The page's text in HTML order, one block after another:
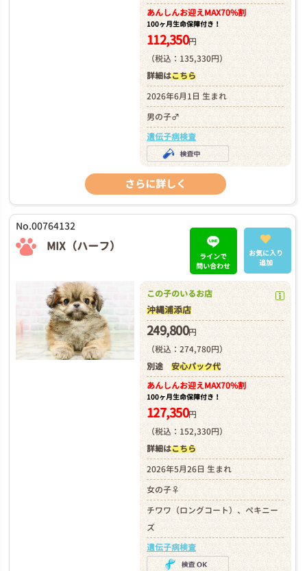
あんしんお迎えMAX70%割
100ヶ月生命保障付き！
112,350円
（税込：135,330円）
詳細はこちら
2026年6月1日 生まれ
男の子♂
遺伝子病検査
さらに詳しく
No.00764132
MIX（ハーフ）
ラインで
問い合わせ
お気に入り
追加
この子のいるお店
沖縄浦添店
249,800円
（税込：274,780円）
別途 安心パック代
あんしんお迎えMAX70%割
100ヶ月生命保障付き！
127,350円
（税込：152,330円）
詳細はこちら
2026年5月26日 生まれ
女の子♀
チワワ（ロングコート）、ペキニー
ズ
遺伝子病検査